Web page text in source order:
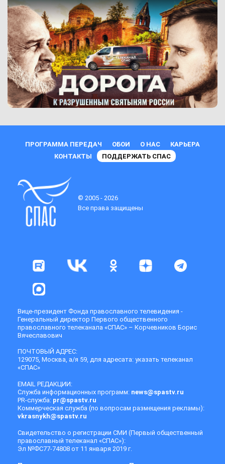
ПРОГРАММА ПЕРЕДАЧ ОБОИ О НАС
КАРЬЕРА
КОНТАКТЫ
ПОДДЕРЖАТЬ СПАС
© 2005 - 2026
Все права защищены
Вице-президент Фонда православного телевидения -
Генеральный директор Первого общественного
православного телеканала «СПАС» – Корчевников Борис
Вячеславович
ПОЧТОВЫЙ АДРЕС:
129075, Москва, а/я 59, для адресата: указать телеканал
«СПАС»
EMAIL РЕДАКЦИИ:
Служба информационных программ: news@spastv.ru
PR-служба: pr@spastv.ru
Коммерческая служба (по вопросам размещения рекламы):
vkrasnykh@spastv.ru
Свидетельство о регистрации СМИ (Первый общественный
православный телеканал «СПАС»):
Эл №ФС77-74808 от 11 января 2019 г.